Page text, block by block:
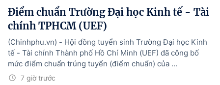
Điểm chuẩn Trường Đại học Kinh tế - Tài
chính TPHCM (UEF)
7 giờ trước
(Chinhphu.vn) - Hội đồng tuyển sinh Trường Đại học Kinh
tế - Tài chính Thành phố Hồ Chí Minh (UEF) đã công bố
mức điểm chuẩn trúng tuyển (điểm chuẩn) của ...